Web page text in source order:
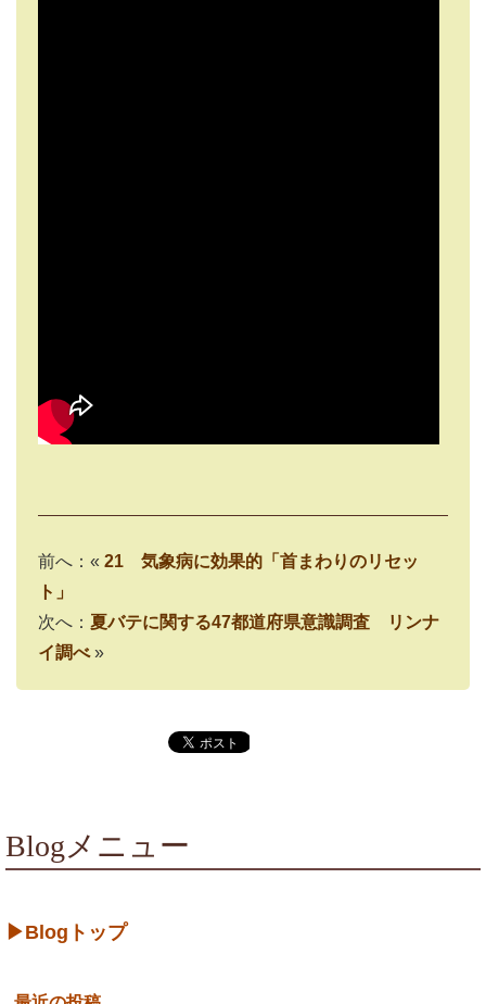
前へ：« 21 気象病に効果的「首まわりのリセッ
ト」
次へ： 夏バテに関する47都道府県意識調査 リンナ
イ調べ»
Blogメニュー
▶Blogトップ